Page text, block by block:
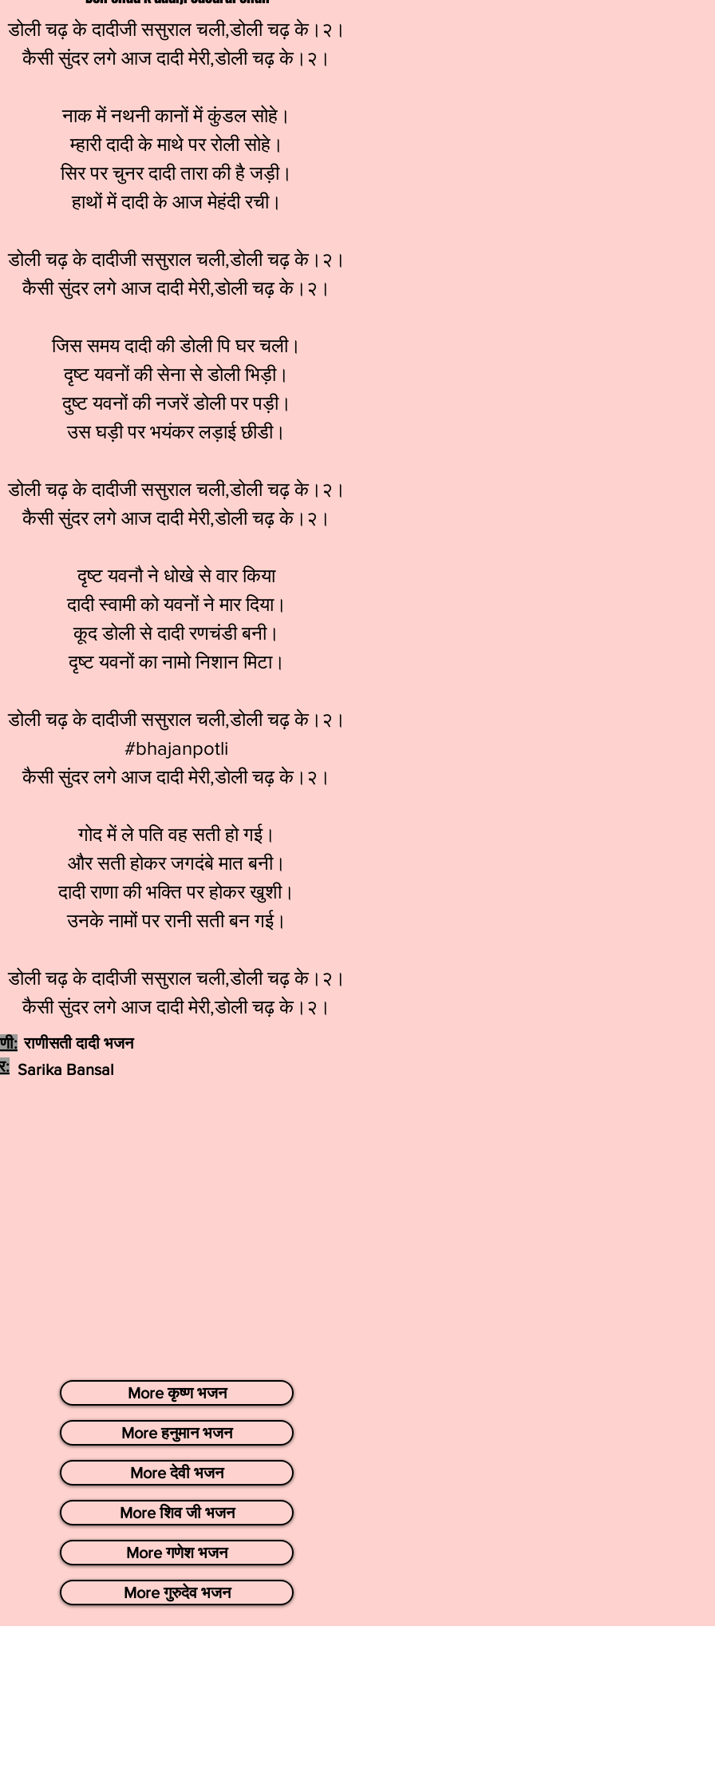
डोली चढ़ के दादीजी ससुराल चली,डोली चढ़ के।२।
कैसी सुंदर लगे आज दादी मेरी,डोली चढ़ के।२।
नाक में नथनी कानों में कुंडल सोहे।
म्हारी दादी के माथे पर रोली सोहे।
सिर पर चुनर दादी तारा की है जड़ी।
हाथों में दादी के आज मेहंदी रची।
डोली चढ़ के दादीजी ससुराल चली,डोली चढ़ के।२।
कैसी सुंदर लगे आज दादी मेरी,डोली चढ़ के।२।
जिस समय दादी की डोली पि घर चली।
दृष्ट यवनों की सेना से डोली भिड़ी।
दुष्ट यवनों की नजरें डोली पर पड़ी।
उस घड़ी पर भयंकर लड़ाई छीडी।
डोली चढ़ के दादीजी ससुराल चली,डोली चढ़ के।२।
कैसी सुंदर लगे आज दादी मेरी,डोली चढ़ के।२।
दृष्ट यवनौ ने धोखे से वार किया
दादी स्वामी को यवनों ने मार दिया।
कूद डोली से दादी रणचंडी बनी।
दृष्ट यवनों का नामो निशान मिटा।
डोली चढ़ के दादीजी ससुराल चली,डोली चढ़ के।२।
#bhajanpotli
कैसी सुंदर लगे आज दादी मेरी,डोली चढ़ के।२।
गोद में ले पति वह सती हो गई।
और सती होकर जगदंबे मात बनी।
दादी राणा की भक्ति पर होकर खुशी।
उनके नामों पर रानी सती बन गई।
डोली चढ़ के दादीजी ससुराल चली,डोली चढ़ के।२।
कैसी सुंदर लगे आज दादी मेरी,डोली चढ़ के।२।
राणीसती दादी भजन
Sarika Bansal
More कृष्ण भजन
More हनुमान भजन
More देवी भजन
More शिव जी भजन
More गणेश भजन
More गुरुदेव भजन